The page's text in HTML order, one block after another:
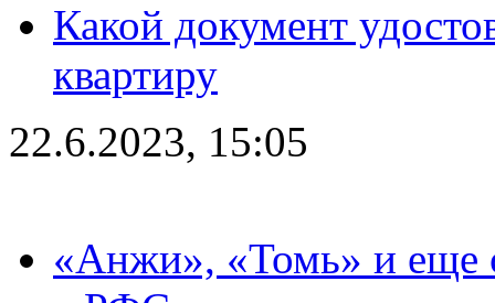
Какой документ
квартиру
22.6.2023, 15:05
«Анжи», «Томь» и еще